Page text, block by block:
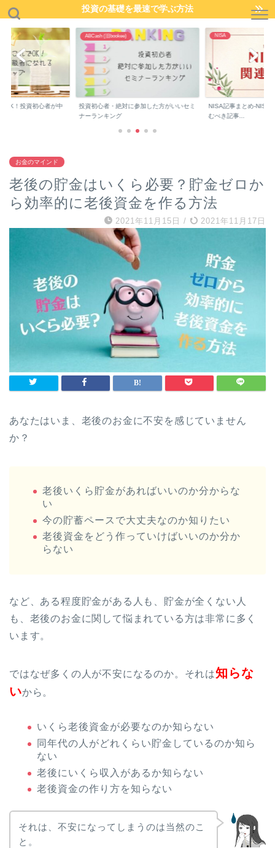
投資の基礎を最速で学ぶ方法
OK！投資初心者が中
ABCash (旧bookee)
投資初心者・絶対に参加した方がいいセミ
ナーランキング
NISA
NISA記事まとめ-NISA
むべき記事...
お金のマインド
老後の貯金はいくら必要？貯金ゼロか
ら効率的に老後資金を作る方法
2021年11月15日 / 2021年11月17日
あなたはいま、老後のお金に不安を感じていません
か？
老後いくら貯金があればいいのか分からな
い
今の貯蓄ペースで大丈夫なのか知りたい
老後資金をどう作っていけばいいのか分か
らない
など、ある程度貯金がある人も、貯金が全くない人
も、老後のお金に関して悩まれている方は非常に多く
います。
ではなぜ多くの人が不安になるのか。それは知らな
いから。
いくら老後資金が必要なのか知らない
同年代の人がどれくらい貯金しているのか知ら
ない
老後にいくら収入があるか知らない
老後資金の作り方を知らない
それは、不安になってしまうのは当然のこ
と。